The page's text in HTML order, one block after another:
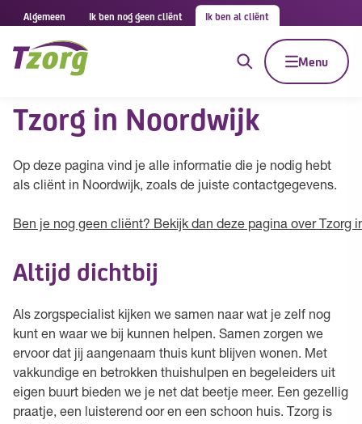
Algemeen Ik ben nog geen cliënt Ik ben al cliënt
Menu
Tzorg in Noordwijk
Op deze pagina vind je alle informatie die je nodig hebt
als cliënt in Noordwijk, zoals de juiste contactgegevens.
Ben je nog geen cliënt? Bekijk dan deze pagina over Tzorg
Altijd dichtbij
Als zorgspecialist kijken we samen naar wat je zelf nog
kunt en waar we bij kunnen helpen. Samen zorgen we
ervoor dat jij aangenaam thuis kunt blijven wonen. Met
vakkundige en betrokken thuishulpen en begeleiders uit
eigen buurt bieden we je net dat beetje meer. Een gezellig
praatje, een luisterend oor en een schoon huis. Tzorg is